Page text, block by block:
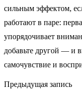
сильным эффектом,
работают в паре:
упорядочивает
добавьте другой — и
самочувствие и
Предыдущая запись